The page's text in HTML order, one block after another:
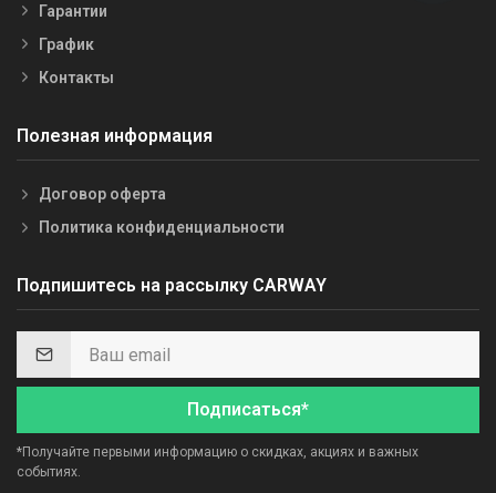
Гарантии
График
Контакты
Полезная информация
Договор оферта
Политика конфиденциальности
Подпишитесь на рассылку CARWAY
Подписаться*
*Получайте первыми информацию о скидках, акциях и важных
событиях.